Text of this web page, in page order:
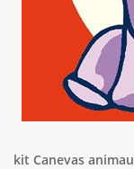
kit Canevas